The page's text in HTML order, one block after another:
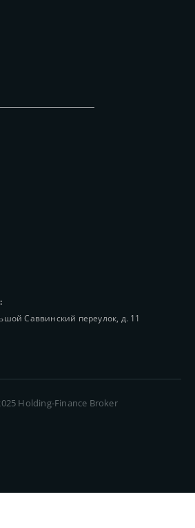
Саввинский переулок, д. 11
Holding-Finance Broker